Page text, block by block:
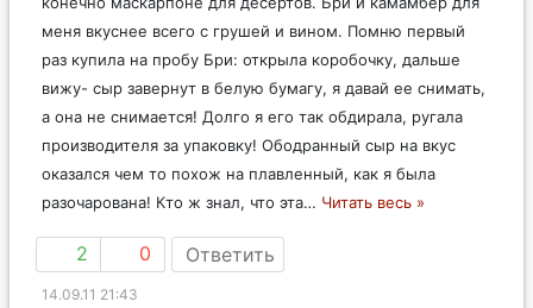
конечно маскарпоне для десертов. Бри и камамбер для
меня вкуснее всего с грушей и вином. Помню первый
раз купила на пробу Бри: открыла коробочку, дальше
вижу- сыр завернут в белую бумагу, я давай ее снимать,
а она не снимается! Долго я его так обдирала, ругала
производителя за упаковку! Ободранный сыр на вкус
оказался чем то похож на плавленный, как я была
2 0 Ответить